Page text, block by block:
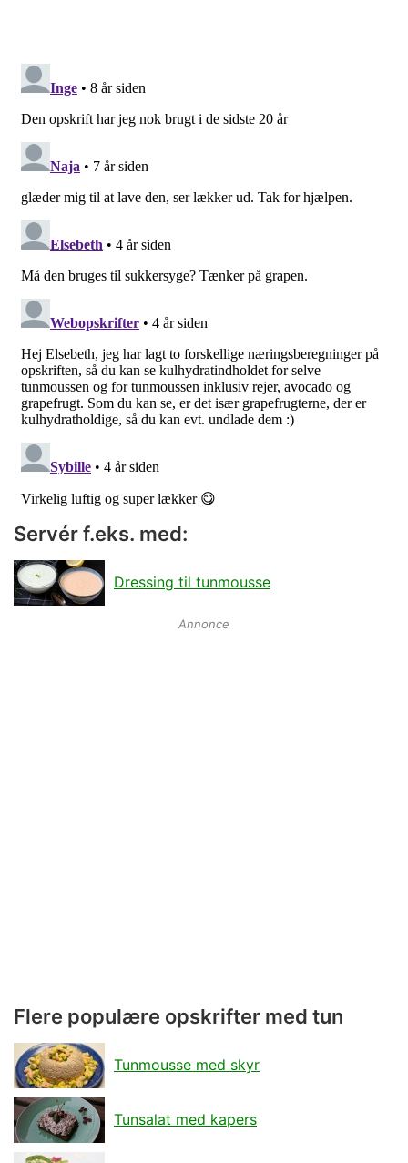
Servér f.eks. med:
Dressing til tunmousse
Annonce
Flere populære opskrifter med tun
Tunmousse med skyr
Tunsalat med kapers